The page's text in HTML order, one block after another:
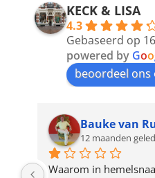
address
product
KECK & LISA
4.3
Gebaseerd op
powered by Goo
beoordeel ons
Bauke van
12 maanden
Waarom in